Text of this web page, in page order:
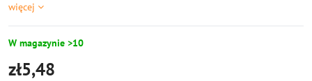
więcej
W magazynie >10
zł5,48